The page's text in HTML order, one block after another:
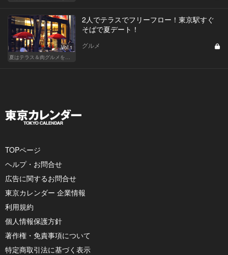
Vol.1
2人でテラスでフリーフロー！東京駅すぐ
そばで夏デート！
グルメ
TOPページ
ヘルプ・お問合せ
広告に関するお問合せ
東京カレンダー 企業情報
利用規約
個人情報保護方針
著作権・免責事項について
特定商取引法に基づく表示